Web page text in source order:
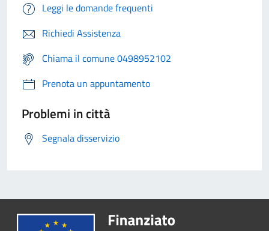
Leggi le domande frequenti
Richiedi Assistenza
Chiama il comune 0498952102
Prenota un appuntamento
Problemi in città
Segnala disservizio